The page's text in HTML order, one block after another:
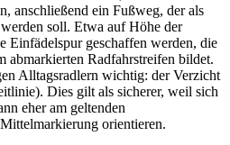
anschließend ein Fußweg, der als
soll. Etwa auf Höhe der
Einfädelspur geschaffen werden, die
abmarkierten Radfahrstreifen bildet.
Alltagsradlern wichtig: der Verzicht
Dies gilt als sicherer, weil sich
eher am geltenden
orientieren.